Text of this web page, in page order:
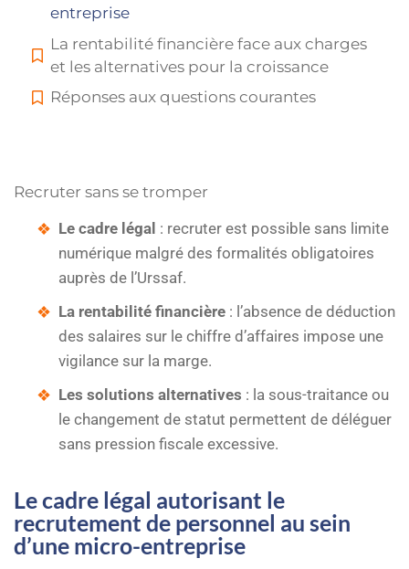
entreprise
La rentabilité financière face aux charges
et les alternatives pour la croissance
Réponses aux questions courantes
Recruter sans se tromper
Le cadre légal : recruter est possible sans limite
numérique malgré des formalités obligatoires
auprès de l’Urssaf.
La rentabilité financière : l’absence de déduction
des salaires sur le chiffre d’affaires impose une
vigilance sur la marge.
Les solutions alternatives : la sous-traitance ou
le changement de statut permettent de déléguer
sans pression fiscale excessive.
Le cadre légal autorisant le
recrutement de personnel au sein
d’une micro-entreprise